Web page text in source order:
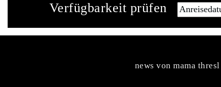
Verfügbarkeit prüfen
news von mama thresl